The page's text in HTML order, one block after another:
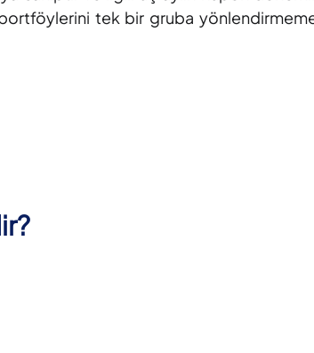
portföylerini tek bir gruba